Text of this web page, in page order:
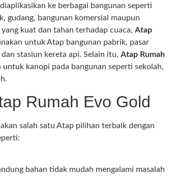
ke berbagai bangunan seperti
gudang, bangunan komersial maupun
kuat dan tahan terhadap cuaca, Atap
untuk Atap bangunan pabrik, pasar
stasiun kereta api. Selain itu, Atap Rumah
untuk kanopi pada bangunan seperti sekolah,
Rumah Evo Gold
salah satu Atap pilihan terbaik dengan
bahan tidak mudah mengalami masalah